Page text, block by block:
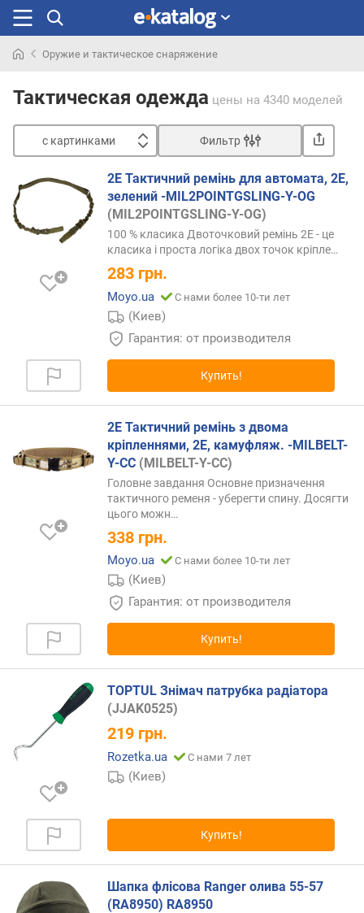
раньше
Оружие и тактическое снаряжение
Тактическая одежда цены на 4340 моделей
с картинками
и
н
и
о
т
е
ш
х
м
д
о
и
к
е
ш
Фильтр
2E Тактичний ремінь для автомата, 2Е,
зелений -MIL2POINTGSLING-Y-OG
(MIL2POINTGSLING-Y-OG)
100 % класика Двоточковий ремінь 2E - це
класика і проста логіка двох точок кріпле…
283 грн.
Moyo.ua С нами более 10-ти лет
(Киев)
Гарантия: от производителя
Купить!
2E Тактичний ремінь з двома
кріпленнями, 2Е, камуфляж. -MILBELT-
Y-CC (MILBELT-Y-CC)
Головне завдання Основне призначення
тактичного ременя - уберегти спину. Досягти
цього можн…
338 грн.
Moyo.ua С нами более 10-ти лет
(Киев)
Гарантия: от производителя
Купить!
TOPTUL Знімач патрубка радіатора
(JJAK0525)
219 грн.
Rozetka.ua С нами 7 лет
(Киев)
Купить!
Шапка флісова Ranger олива 55-57
(RA8950) RA8950